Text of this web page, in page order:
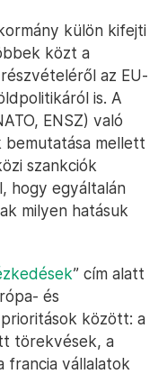
külön kifejti
közt a
az EU-
is. A
ENSZ) való
bemutatása mellett
szankciók
hogy egyáltalán
milyen hatásuk
” cím alatt
és
között: a
törekvések, a
francia vállalatok